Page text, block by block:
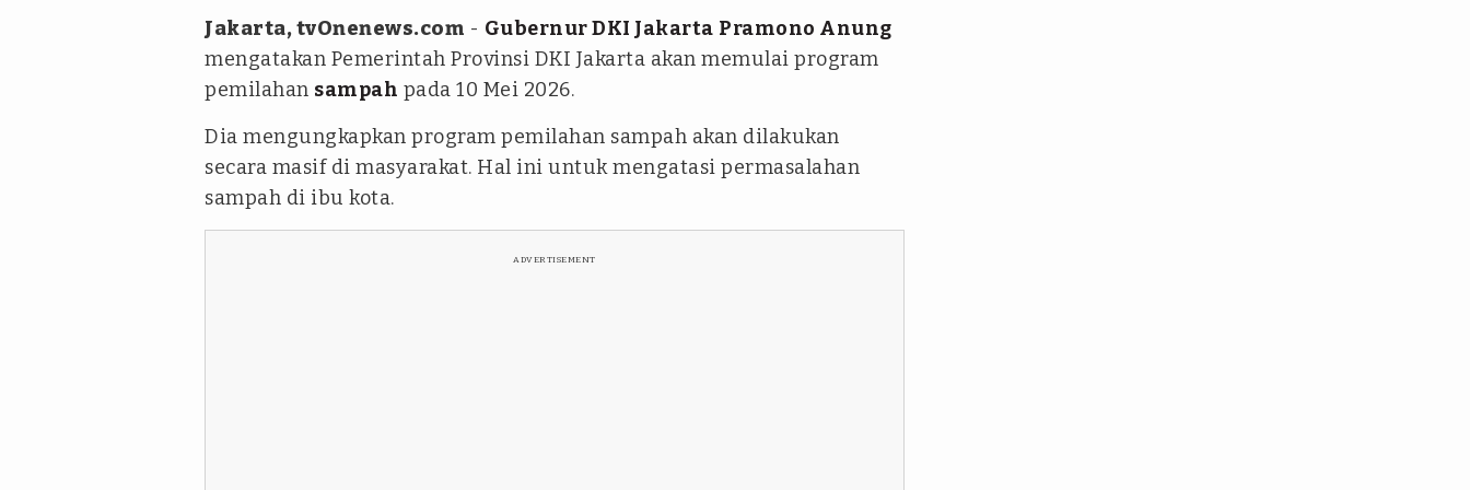
Jakarta, tvOnenews.com - Gubernur DKI Jakarta Pramono Anung
mengatakan Pemerintah Provinsi DKI Jakarta akan memulai program
pemilahan sampah pada 10 Mei 2026.
Dia mengungkapkan program pemilahan sampah akan dilakukan
secara masif di masyarakat. Hal ini untuk mengatasi permasalahan
sampah di ibu kota.
ADVERTISEMENT